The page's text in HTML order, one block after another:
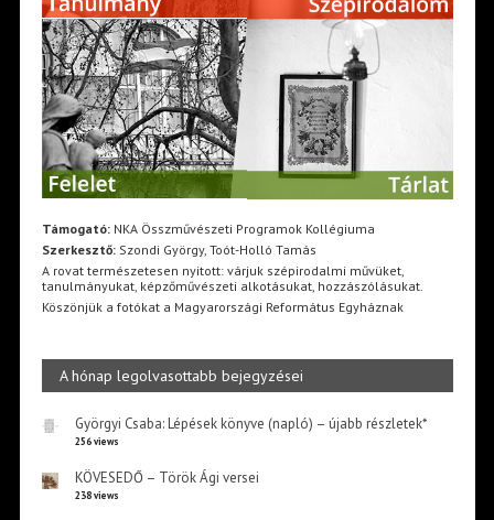
Támogató:NKA Összművészeti Programok Kollégiuma
Szerkesztő:Szondi György, Toót-Holló Tamás
A rovat természetesen nyitott: várjuk szépirodalmi művüket,
tanulmányukat, képzőművészeti alkotásukat, hozzászólásukat.
Köszönjük a fotókat a Magyarországi Református Egyháznak
A hónap legolvasottabb bejegyzései
Györgyi Csaba: Lépések könyve (napló) – újabb részletek*
256 views
KÖVESEDŐ – Török Ági versei
238 views